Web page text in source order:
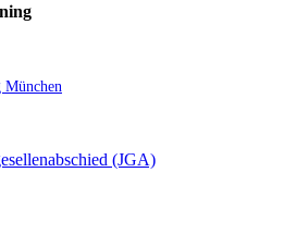
München
(JGA)